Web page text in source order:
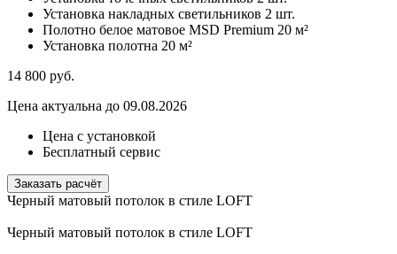
Установка накладных светильников 2 шт.
Полотно белое матовое MSD Premium 20 м²
Установка полотна 20 м²
14 800 руб.
Цена актуальна до 09.08.2026
Цена с установкой
Бесплатный сервис
Заказать расчёт
Черный матовый потолок в стиле LOFT
Черный матовый потолок в стиле LOFT